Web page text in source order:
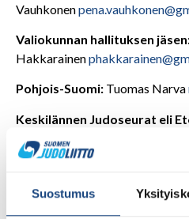
Suostumus
Vauhkonen
Valiokunnan hallituksen
Hakkarainen
Pohjois-Suomi: Tuomas Narva
Keskilännen Judoseurat eli
sekä osa Keski-Suomen
Haukkala
Lounais-Suomi eli Kasitien